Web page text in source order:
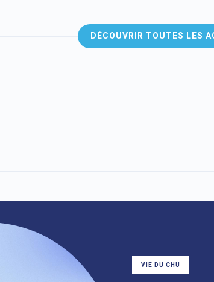
DÉCOUVRIR TOUTES LES
VIE DU CHU